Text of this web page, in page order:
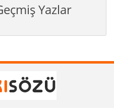
Yazlar